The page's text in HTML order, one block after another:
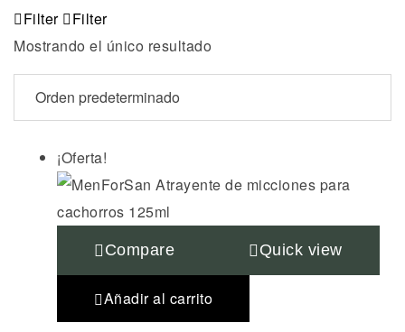
Filter
Filter
Mostrando el único resultado
¡Oferta!
Compare Quick view
Añadir al carrito